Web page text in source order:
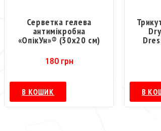
Серветка гелева
антимікробна
«ОпікУн»® (30х20 см)
180 грн
В КОШИК В